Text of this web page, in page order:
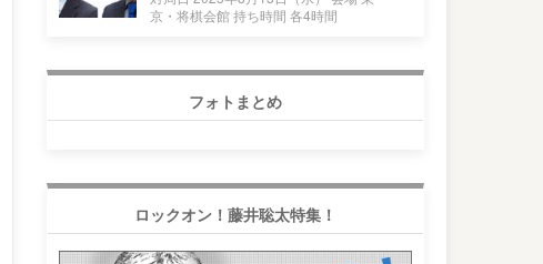
京・将棋会館 持ち時間 各4時間
フォトまとめ
ロックオン！藤井聡太特集！